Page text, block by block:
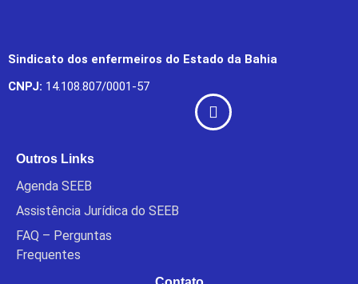
Sindicato dos enfermeiros do Estado da Bahia
CNPJ: 14.108.807/0001-57
Outros Links
Agenda SEEB
Assistência Jurídica do SEEB
FAQ – Perguntas
Frequentes